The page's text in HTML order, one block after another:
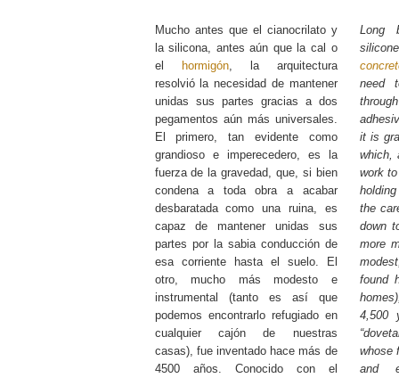
Mucho antes que el cianocrilato y
la silicona, antes aún que la cal o
el
hormigón, la arquitectura
resolvió la necesidad de mantener
unidas sus partes gracias a dos
pegamentos aún más universales.
El primero, tan evidente como
grandioso e imperecedero, es la
fuerza de la gravedad, que, si bien
condena a toda obra a acabar
desbaratada como una ruina, es
capaz de mantener unidas sus
partes por la sabia conducción de
esa corriente hasta el suelo. El
otro, mucho más modesto e
instrumental (tanto es así que
podemos encontrarlo refugiado en
cualquier cajón de nuestras
casas), fue inventado hace más de
4500 años. Conocido con el
Long
need
it is
which,
work
the
down
more
found
4,500
whose
and